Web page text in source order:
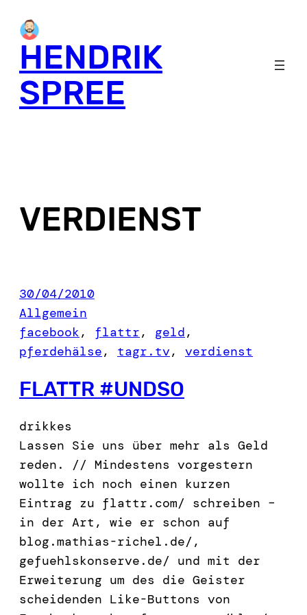
content
HENDRIK
SPREE
VERDIENST
30/04/2010
Allgemein
facebook, flattr, geld
pferdehälse, tagr.tv, verdienst
FLATTR #UNDSO
drikkes
Lassen Sie uns über mehr als Geld
reden. // Mindestens vorgestern
wollte ich noch einen kurzen
Eintrag zu flattr.com/ schreiben –
in der Art, wie er schon auf
blog.mathias-richel.de/,
gefuehlskonserve.de/ und mit der
Erweiterung um des die Geister
scheidenden Like-Buttons von